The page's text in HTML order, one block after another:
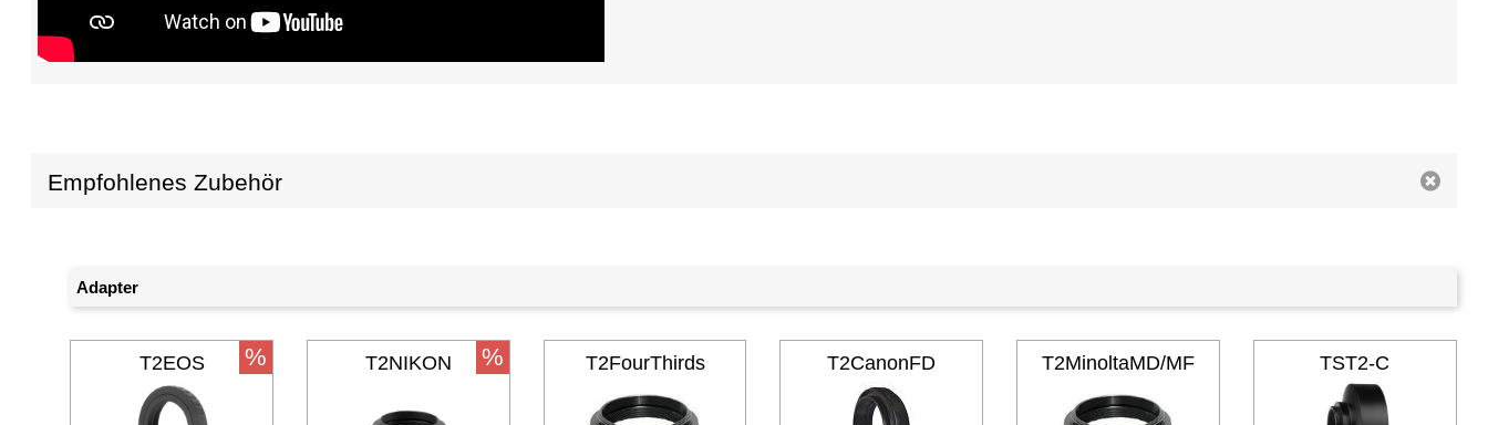
Empfohlenes Zubehör
Adapter
T2EOS % T2NIKON % T2FourThirds T2CanonFD T2MinoltaMD/MF TST2-C